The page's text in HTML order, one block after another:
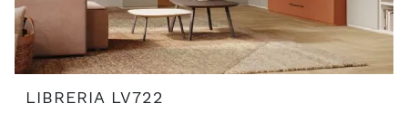
LIBRERIA LV722